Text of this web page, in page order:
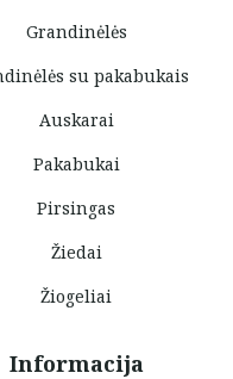
Grandinėlės
su pakabukais
Auskarai
Pakabukai
Pirsingas
Žiedai
Žiogeliai
Informacija